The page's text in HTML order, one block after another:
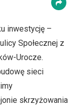
inwestycję –
Społecznej z
Urocze.
sieci
skrzyżowania